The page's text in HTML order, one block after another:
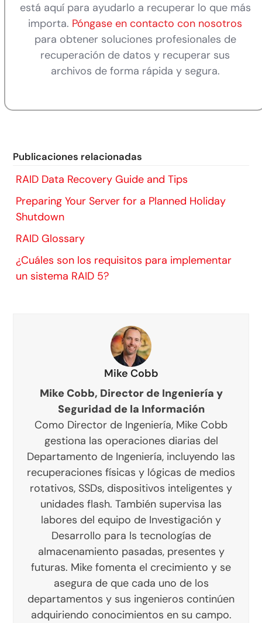
está aquí para ayudarlo a recuperar lo que más
importa. Póngase en contacto con nosotros
para obtener soluciones profesionales de
recuperación de datos y recuperar sus
archivos de forma rápida y segura.
Publicaciones relacionadas
RAID Data Recovery Guide and Tips
Preparing Your Server for a Planned Holiday
Shutdown
RAID Glossary
¿Cuáles son los requisitos para implementar
un sistema RAID 5?
Mike Cobb
Mike Cobb, Director de Ingeniería y
Seguridad de la Información
Como Director de Ingeniería, Mike Cobb
gestiona las operaciones diarias del
Departamento de Ingeniería, incluyendo las
recuperaciones físicas y lógicas de medios
rotativos, SSDs, dispositivos inteligentes y
unidades flash. También supervisa las
labores del equipo de Investigación y
Desarrollo para ls tecnologías de
almacenamiento pasadas, presentes y
futuras. Mike fomenta el crecimiento y se
asegura de que cada uno de los
departamentos y sus ingenieros continúen
adquiriendo conocimientos en su campo.